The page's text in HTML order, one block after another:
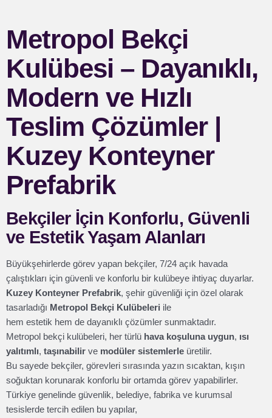
Metropol Bekçi
Kulübesi – Dayanıklı,
Modern ve Hızlı
Teslim Çözümler |
Kuzey Konteyner
Prefabrik
Bekçiler İçin Konforlu, Güvenli
ve Estetik Yaşam Alanları
Büyükşehirlerde görev yapan bekçiler, 7/24 açık havada
çalıştıkları için güvenli ve konforlu bir kulübeye ihtiyaç duyarlar.
Kuzey Konteyner Prefabrik, şehir güvenliği için özel olarak
tasarladığı Metropol Bekçi Kulübeleri ile
hem estetik hem de dayanıklı çözümler sunmaktadır.
Metropol bekçi kulübeleri, her türlü hava koşuluna uygun, ısı
yalıtımlı, taşınabilir ve modüler sistemlerle üretilir.
Bu sayede bekçiler, görevleri sırasında yazın sıcaktan, kışın
soğuktan korunarak konforlu bir ortamda görev yapabilirler.
Türkiye genelinde güvenlik, belediye, fabrika ve kurumsal
tesislerde tercih edilen bu yapılar,